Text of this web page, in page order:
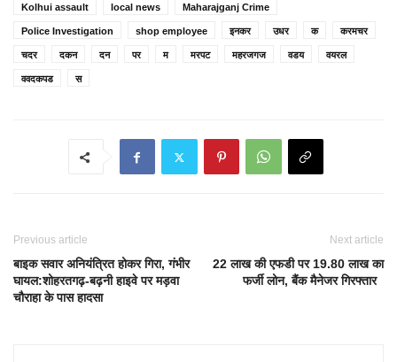
Kolhui assault local news Maharajganj Crime
Police Investigation shop employee इनकर उधर क करमचर
चदर दकन दन पर म मरपट महरजगज वडय वयरल
ववदकपड स
Previous article
बाइक सवार अनियंत्रित होकर गिरा, गंभीर
घायल:शोहरतगढ़-बढ़नी हाइवे पर मड़वा
चौराहा के पास हादसा
Next article
22 लाख की एफडी पर 19.80 लाख का
फर्जी लोन, बैंक मैनेजर गिरफ्तार